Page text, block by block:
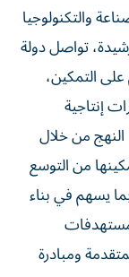
والتكنولوجيا
تواصل دولة
التمكين،
إنتاجية
من خلال
من التوسع
يسهم في بناء
مستهدفات
ومبادرة